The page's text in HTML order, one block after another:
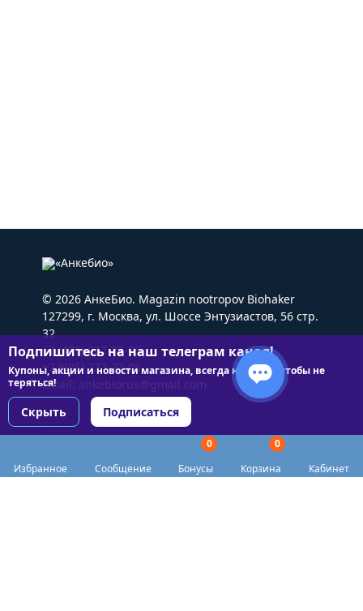
Избранное Сообщение
0
Бонусы
0
Корзина
Кабинет
© 2026 АнкеБио. Magazin nootropov Biohaker
127299, г. Москва, ул. Шоссе Энтузиастов, 56 стр.
32
+7 (495) 227-22-05
+7 (985) 227-22-05
Email: ankebiorus@gmail.com
Подпишитесь на наш телеграм канал!
Купоны, акции и новости магазина, всегда на связи чтобы не
теряться!
Скрыть Подписаться